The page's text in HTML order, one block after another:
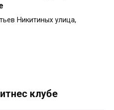
Никитиных улица,
клубе